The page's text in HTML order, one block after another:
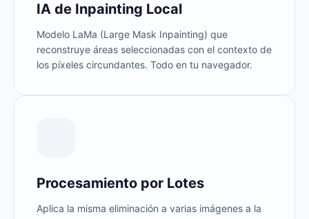
IA de Inpainting Local
Modelo LaMa (Large Mask Inpainting) que
reconstruye áreas seleccionadas con el contexto de
los píxeles circundantes. Todo en tu navegador.
Procesamiento por Lotes
Aplica la misma eliminación a varias imágenes a la